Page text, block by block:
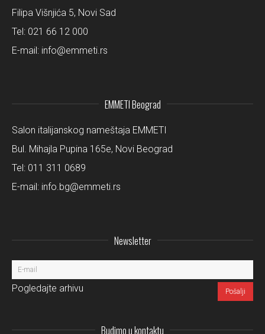
Filipa Višnjića 5, Novi Sad
Tel: 021 66 12 000
E-mail: info@emmeti.rs
EMMETI Beograd
Salon italijanskog nameštaja EMMETI
Bul. Mihajla Pupina 165e, Novi Beograd
Tel: 011 311 0689
E-mail: info.bg@emmeti.rs
Newsletter
Pogledajte arhivu
Budimo u kontaktu